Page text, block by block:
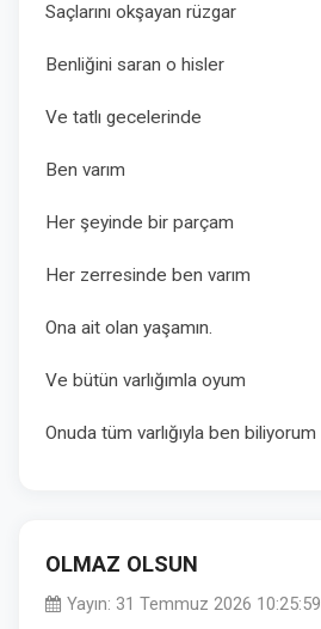
Saçlarını okşayan rüzgar
Benliğini saran o hisler
Ve tatlı gecelerinde
Ben varım
Her şeyinde bir parçam
Her zerresinde ben varım
Ona ait olan yaşamın.
Ve bütün varlığımla oyum
Onuda tüm varlığıyla ben biliyorum
OLMAZ OLSUN
Yayın: 31 Temmuz 2026 10:25:59